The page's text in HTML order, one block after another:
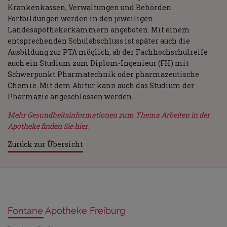
Zurück zur Übersicht
Krankenkassen, Verwaltungen und Behörden.
Fortbildungen werden in den jeweiligen
Landesapothekerkammern angeboten. Mit einem
entsprechenden Schulabschluss ist später auch die
Ausbildung zur PTA möglich, ab der Fachhochschulreife
auch ein Studium zum Diplom-Ingenieur (FH) mit
Schwerpunkt Pharmatechnik oder pharmazeutische
Chemie. Mit dem Abitur kann auch das Studium der
Pharmazie angeschlossen werden.
Mehr Gesundheitsinformationen zum Thema Arbeiten in der
Apotheke finden Sie hier.
Fontane Apotheke Freiburg